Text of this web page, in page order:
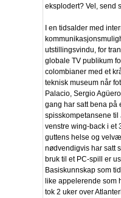
eksplodert? Vel, send
I en tidsalder med
utstillingsvindu, for
globale TV publikum
colombianer med et
teknisk museum når
Palacio, Sergio
gang har satt bena på
spisskompetansene til
venstre wing-back i et
guttens helse og
nødvendigvis har satt
bruk til et PC-spill er
Basiskunnskap som
like appelerende som
tok 2 uker over